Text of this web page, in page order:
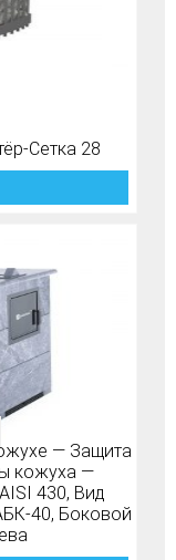
Сетка 28
— Защита
кожуха —
430, Вид
40, Боковой